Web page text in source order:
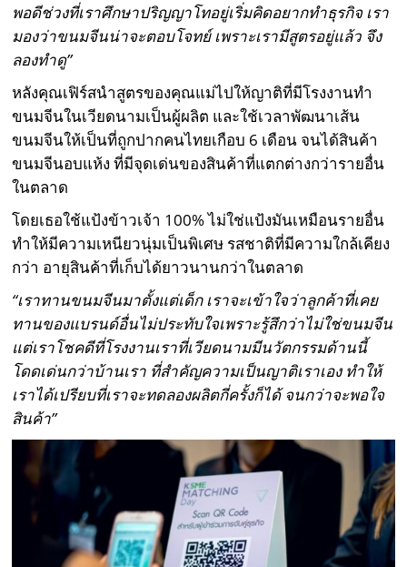
พอดีช่วงที่เราศึกษาปริญญาโทอยู่เริ่มคิดอยากทำธุรกิจ เรา
มองว่าขนมจีนน่าจะตอบโจทย์ เพราะเรามีสูตรอยู่แล้ว จึง
ลองทำดู”
หลังคุณเฟิร์สนำสูตรของคุณแม่ไปให้ญาติที่มีโรงงานทำ
ขนมจีนในเวียดนามเป็นผู้ผลิต และใช้เวลาพัฒนาเส้น
ขนมจีนให้เป็นที่ถูกปากคนไทยเกือบ 6 เดือน จนได้สินค้า
ขนมจีนอบแห้ง ที่มีจุดเด่นของสินค้าที่แตกต่างกว่ารายอื่น
ในตลาด
โดยเธอใช้แป้งข้าวเจ้า 100% ไม่ใช่แป้งมันเหมือนรายอื่น
ทำให้มีความเหนียวนุ่มเป็นพิเศษ รสชาติที่มีความใกล้เคียง
กว่า อายุสินค้าที่เก็บได้ยาวนานกว่าในตลาด
“เราทานขนมจีนมาตั้งแต่เด็ก เราจะเข้าใจว่าลูกค้าที่เคย
ทานของแบรนด์อื่นไม่ประทับใจเพราะรู้สึกว่าไม่ใช่ขนมจีน
แต่เราโชคดีที่โรงงานเราที่เวียดนามมีนวัตกรรมด้านนี้
โดดเด่นกว่าบ้านเรา ที่สำคัญความเป็นญาติเราเอง ทำให้
เราได้เปรียบที่เราจะทดลองผลิตกี่ครั้งก็ได้ จนกว่าจะพอใจ
สินค้า”